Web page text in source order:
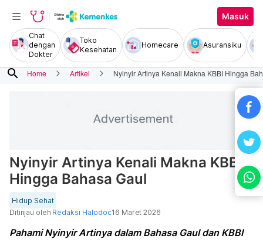
Masuk
Chat
dengan
Dokter
Toko
Kesehatan
Homecare Asuransiku
search Home Artikel Nyinyir Artinya Kenali Makna KBBI Hingga
Nyinyir Artinya Kenali Makna KBBI
Hingga Bahasa Gaul
Hidup Sehat
Ditinjau oleh Redaksi Halodoc16 Maret 2026
Pahami Nyinyir Artinya dalam Bahasa Gaul dan KBBI